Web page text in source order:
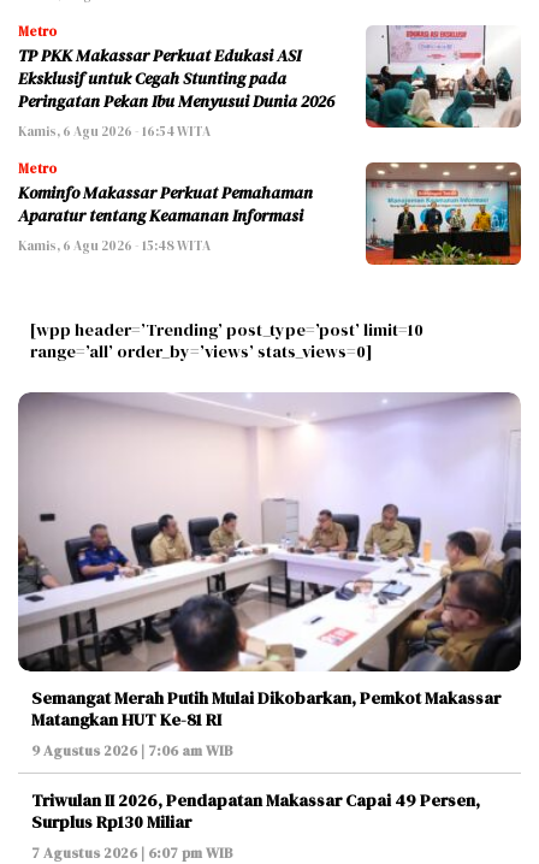
Metro
TP PKK Makassar Perkuat Edukasi ASI
Eksklusif untuk Cegah Stunting pada
Peringatan Pekan Ibu Menyusui Dunia 2026
Kamis, 6 Agu 2026 - 16:54 WITA
Metro
Kominfo Makassar Perkuat Pemahaman
Aparatur tentang Keamanan Informasi
Kamis, 6 Agu 2026 - 15:48 WITA
[wpp header=’Trending’ post_type=’post’ limit=10
range=’all’ order_by=’views’ stats_views=0]
Semangat Merah Putih Mulai Dikobarkan, Pemkot Makassar
Matangkan HUT Ke-81 RI
9 Agustus 2026 | 7:06 am WIB
Triwulan II 2026, Pendapatan Makassar Capai 49 Persen,
Surplus Rp130 Miliar
7 Agustus 2026 | 6:07 pm WIB